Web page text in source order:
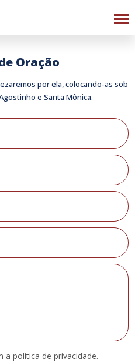
Oração
por ela, colocando-as sob
e Santa Mônica.
apolítica de privacidade.